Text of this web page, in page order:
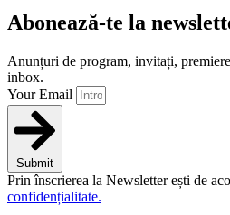
Abonează-te la
Anunțuri de program, invitați,
inbox.
Your Email
Submit
Prin înscrierea la Newsletter ești de
confidențialitate.